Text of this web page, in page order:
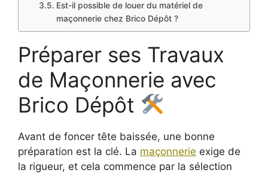
Est-il possible de louer du matériel de
maçonnerie chez Brico Dépôt ?
Préparer ses Travaux
de Maçonnerie avec
Brico Dépôt
Avant de foncer tête baissée, une bonne
préparation est la clé. La maçonnerie exige de
la rigueur, et cela commence par la sélection